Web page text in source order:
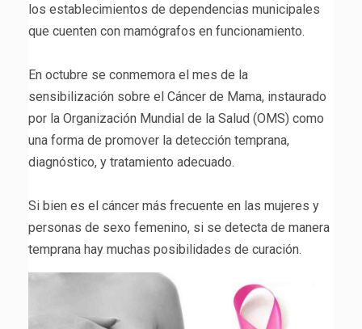
los establecimientos de dependencias municipales
que cuenten con mamógrafos en funcionamiento.
En octubre se conmemora el mes de la
sensibilización sobre el Cáncer de Mama, instaurado
por la Organización Mundial de la Salud (OMS) como
una forma de promover la detección temprana,
diagnóstico, y tratamiento adecuado.
Si bien es el cáncer más frecuente en las mujeres y
personas de sexo femenino, si se detecta de manera
temprana hay muchas posibilidades de curación.